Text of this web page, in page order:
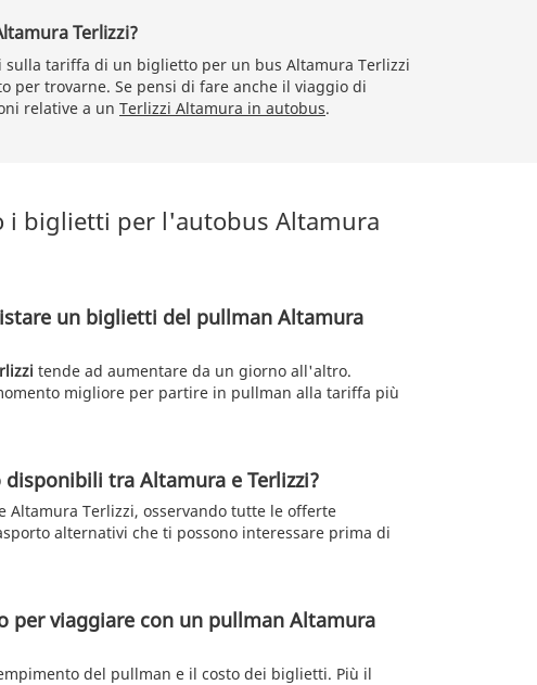
Terlizzi?
tariffa di un biglietto per un bus Altamura Terlizzi
per trovarne. Se pensi di fare anche il viaggio di
relative a un Terlizzi Altamura in autobus.
i biglietti per l'autobus Altamura
un biglietti del pullman Altamura
tende ad aumentare da un giorno all'altro.
migliore per partire in pullman alla tariffa più
tra Altamura e Terlizzi?
Altamura Terlizzi, osservando tutte le offerte
alternativi che ti possono interessare prima di
viaggiare con un pullman Altamura
del pullman e il costo dei biglietti. Più il